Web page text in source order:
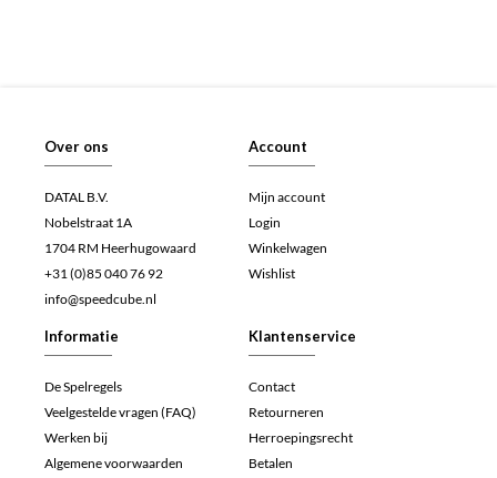
Over ons
DATAL B.V.
Nobelstraat 1A
1704 RM Heerhugowaard
+31 (0)85 040 76 92
info@speedcube.nl
Account
Mijn account
Login
Winkelwagen
Wishlist
Informatie
De Spelregels
Veelgestelde vragen (FAQ)
Werken bij
Algemene voorwaarden
Klantenservice
Contact
Retourneren
Herroepingsrecht
Betalen